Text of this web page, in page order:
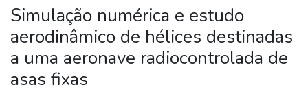
Simulação numérica e estudo
aerodinâmico de hélices destinadas
a uma aeronave radiocontrolada de
asas fixas